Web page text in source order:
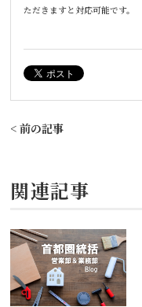
ただきますと対応可能です。
< 前の記事
関連記事